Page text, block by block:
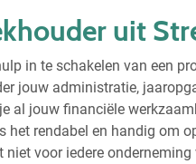
uit
in te schakelen van een
jouw administratie,
al jouw financiële
het rendabel en handig om
niet voor iedere